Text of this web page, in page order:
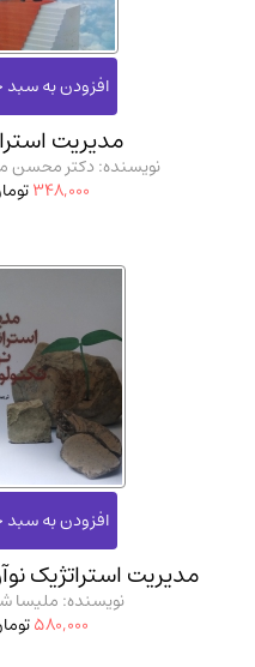
مدیریت
نویسنده: دکتر
348,000
مدیریت استراتژیک
نویسنده: ملیسا
580,000